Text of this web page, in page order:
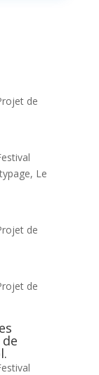
de
, Le
de
de